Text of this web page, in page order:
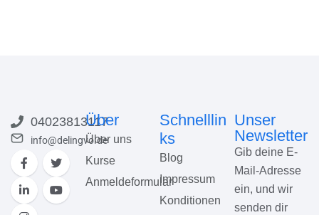
04023813117
info@delingvo.de
Über
Über uns
Kurse
Anmeldeformular
Schnelllin
ks
Blog
Impressum
Konditionen
Unser
Newsletter
Gib deine E-
Mail-Adresse
ein, und wir
senden dir